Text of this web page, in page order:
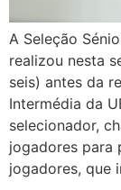
A Seleção
realizou nesta
seis) antes da
Intermédia da
selecionador,
jogadores para
jogadores, que